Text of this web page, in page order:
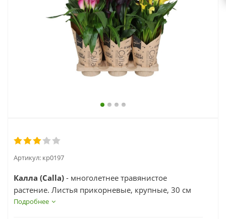
zakaz@topcvetok.ru
Артикул: кр0197
Калла (Calla) - многолетнее травянистое
растение. Листья прикорневые, крупные, 30 см
длиной и до 20 см шириной, щитовидно-
Подробнее